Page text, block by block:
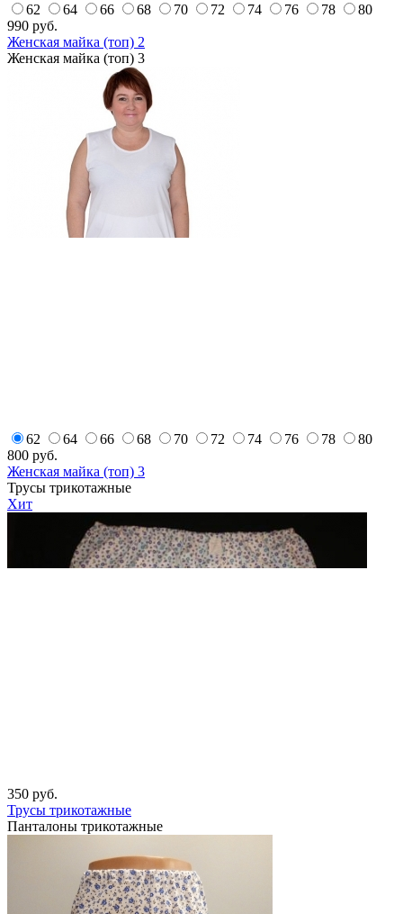
62 64 66 68 70 72 74 76 78
80
990 руб.
Женская майка (топ) 2
Женская майка (топ) 3
62 64 66 68 70 72 74 76 78
80
800 руб.
Женская майка (топ) 3
Трусы трикотажные
Хит
350 руб.
Трусы трикотажные
Панталоны трикотажные